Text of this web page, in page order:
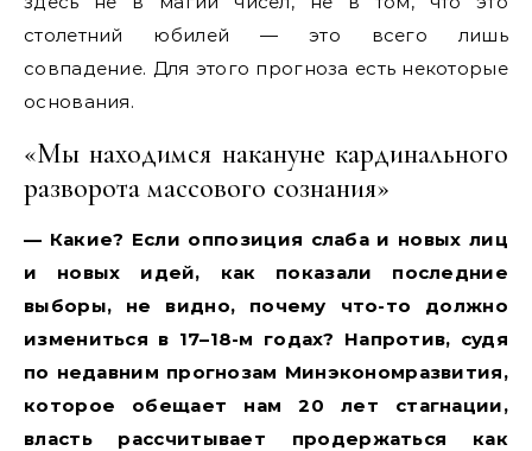
столетний юбилей — это всего лишь
совпадение. Для этого прогноза есть некоторые
основания.
«Мы находимся накануне кардинального
разворота массового сознания»
— Какие? Если оппозиция слаба и новых лиц
и новых идей, как показали последние
выборы, не видно, почему что-то должно
измениться в 17–18-м годах? Напротив, судя
по недавним прогнозам Минэкономразвития,
которое обещает нам 20 лет стагнации,
власть рассчитывает продержаться как